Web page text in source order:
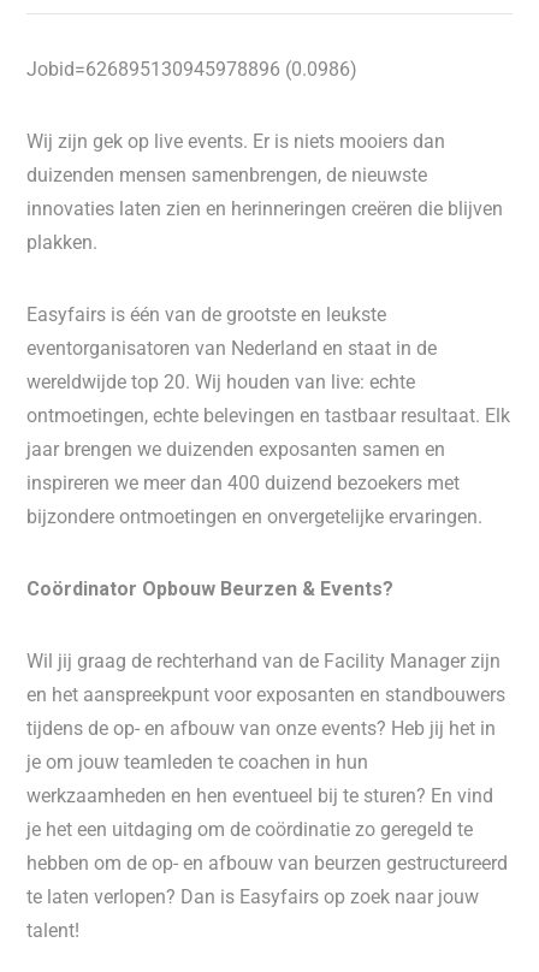
Jobid=626895130945978896 (0.0986)
Wij zijn gek op live events. Er is niets mooiers dan
duizenden mensen samenbrengen, de nieuwste
innovaties laten zien en herinneringen creëren die blijven
plakken.
Easyfairs is één van de grootste en leukste
eventorganisatoren van Nederland en staat in de
wereldwijde top 20. Wij houden van live: echte
ontmoetingen, echte belevingen en tastbaar resultaat. Elk
jaar brengen we duizenden exposanten samen en
inspireren we meer dan 400 duizend bezoekers met
bijzondere ontmoetingen en onvergetelijke ervaringen.
Coördinator Opbouw Beurzen & Events?
Wil jij graag de rechterhand van de Facility Manager zijn
en het aanspreekpunt voor exposanten en standbouwers
tijdens de op- en afbouw van onze events? Heb jij het in
je om jouw teamleden te coachen in hun
werkzaamheden en hen eventueel bij te sturen? En vind
je het een uitdaging om de coördinatie zo geregeld te
hebben om de op- en afbouw van beurzen gestructureerd
te laten verlopen? Dan is Easyfairs op zoek naar jouw
talent!